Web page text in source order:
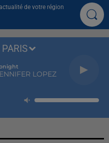
de votre région
LOPEZ
PARIS